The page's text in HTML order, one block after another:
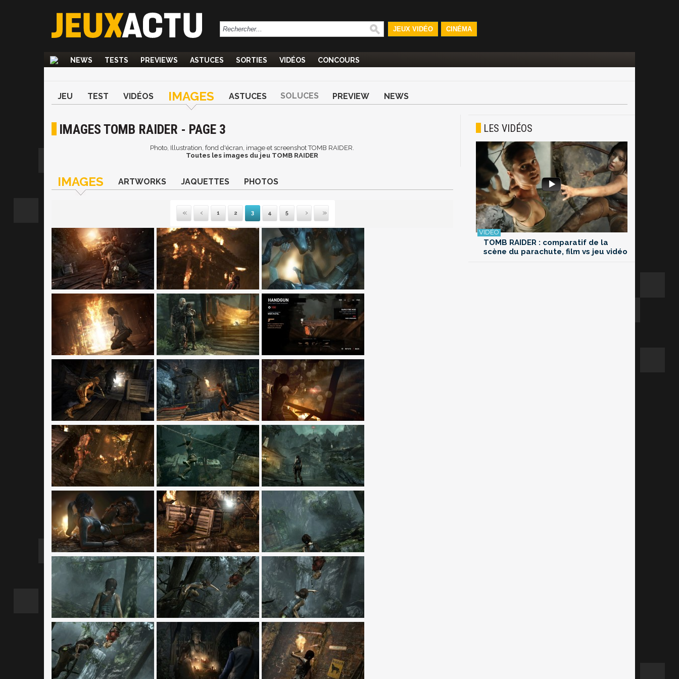
JEUX VIDÉO CINÉMA
NEWS TESTS PREVIEWS ASTUCES SORTIES VIDÉOS CONCOURS
JEU TEST VIDÉOS IMAGES ASTUCES SOLUCES PREVIEW NEWS
IMAGES TOMB RAIDER - PAGE 3
Photo, Illustration, fond d'écran, image et screenshot TOMB RAIDER.
Toutes les images du jeu TOMB RAIDER
IMAGES ARTWORKS JAQUETTES PHOTOS
Première
Précédente
1 2 3 4 5
Suivante
Dernière
LES VIDÉOS
TOMB RAIDER : comparatif de la
scène du parachute, film vs jeu vidéo